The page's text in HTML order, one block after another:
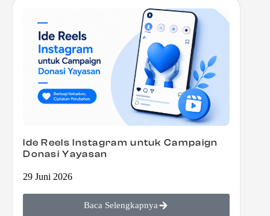
Ide Reels Instagram untuk Campaign
Donasi Yayasan
29 Juni 2026
Baca Selengkapnya